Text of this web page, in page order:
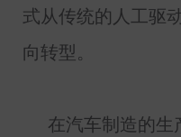
式从传统的人工驱
向转型。
在汽车制造的生